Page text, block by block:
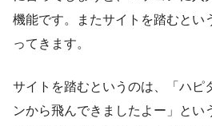
機能です。またサイトを踏むとい
ってきます。
サイトを踏むというのは、「ハピ
ンから飛んできましたよー」とい